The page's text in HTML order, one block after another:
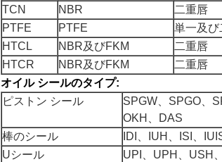
TCN
NBR 二重唇
PTFE
PTFE 単一及び
HTCL
NBR及びFKM 二重唇
HTCR
NBR及びFKM 二重唇
オイル シールのタイプ:
ピストン シール
SPGW、SPGO、
OKH、DAS
棒のシール
IDI、IUH、ISI、
Uシール
UPI、UPH、USH